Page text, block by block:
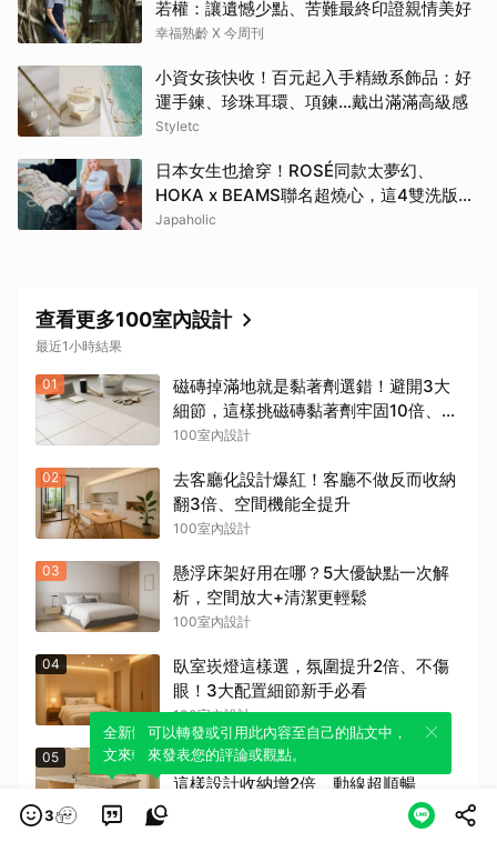
若權：讓遺憾少點、苦難最終印證親情美好
幸福熟齡 X 今周刊
小資女孩快收！百元起入手精緻系飾品：好
運手鍊、珍珠耳環、項鍊…戴出滿滿高級感
Styletc
日本女生也搶穿！ROSÉ同款太夢幻、
HOKA x BEAMS聯名超燒心，這4雙洗版社
群神鞋
Japaholic
查看更多100室內設計
最近1小時結果
01
磁磚掉滿地就是黏著劑選錯！避開3大
細節，這樣挑磁磚黏著劑牢固10倍、不
再脫落
100室內設計
02
去客廳化設計爆紅！客廳不做反而收納
翻3倍、空間機能全提升
100室內設計
03
懸浮床架好用在哪？5大優缺點一次解
析，空間放大+清潔更輕鬆
100室內設計
04
臥室崁燈這樣選，氛圍提升2倍、不傷
眼！3大配置細節新手必看
100室內設計
05
中島電器櫃沒預留，家電擺放超混亂！
這樣設計收納增2倍、動線超順暢
3
全新體驗！一鍵引用此內容，透過發布貼
文來輕鬆表達個人立場。
可以轉發或引用此內容至自己的貼文中，
來發表您的評論或觀點。